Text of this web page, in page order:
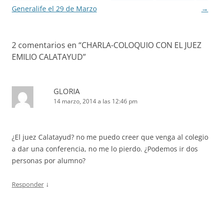
entradas
Generalife el 29 de Marzo
→
2 comentarios en “CHARLA-COLOQUIO CON EL JUEZ
EMILIO CALATAYUD”
GLORIA
14 marzo, 2014 a las 12:46 pm
¿El juez Calatayud? no me puedo creer que venga al colegio
a dar una conferencia, no me lo pierdo. ¿Podemos ir dos
personas por alumno?
Responder ↓